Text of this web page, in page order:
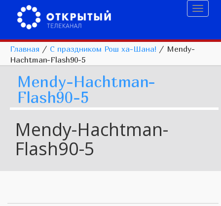
Главная / С праздником Рош ха-Шана! / Mendy-
Hachtman-Flash90-5
Mendy-Hachtman-
Flash90-5
Mendy-Hachtman-
Flash90-5